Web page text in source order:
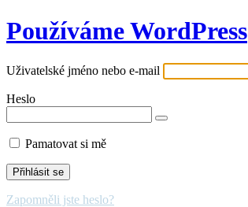
Používáme WordPress
Uživatelské jméno nebo e-mail
Heslo
Pamatovat si mě
Zapomněli jste heslo?